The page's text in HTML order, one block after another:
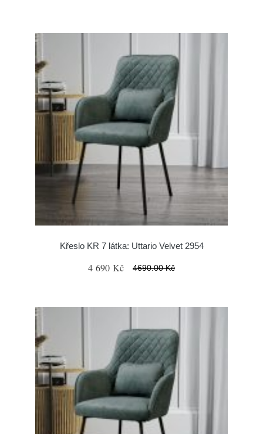
Křeslo KR 7 látka: Uttario Velvet 2954
4 690 Kč 4690.00 Kč